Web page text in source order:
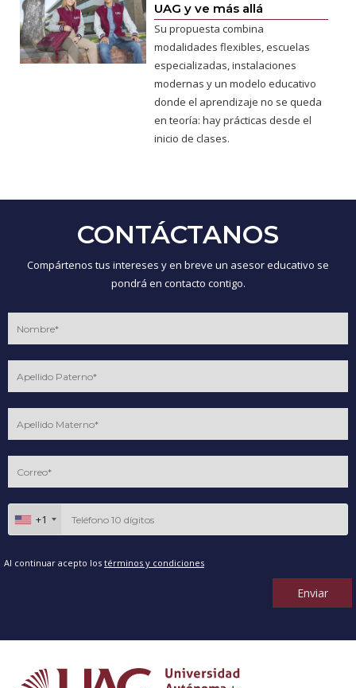
UAG y ve más allá
Su propuesta combina
modalidades flexibles, escuelas
especializadas, instalaciones
modernas y un modelo educativo
donde el aprendizaje no se queda
en teoría: hay prácticas desde el
inicio de clases.
CONTÁCTANOS
Compártenos tus intereses y en breve un asesor educativo se
pondrá en contacto contigo.
+1
Al continuar acepto los términos y condiciones
Enviar